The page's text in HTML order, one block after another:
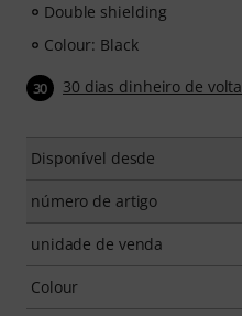
Double shielding
Colour: Black
30 30 dias dinheiro de volta
Disponível desde
número de artigo
unidade de venda
Colour